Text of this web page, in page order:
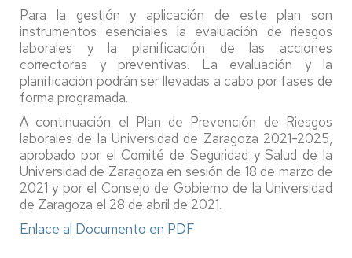
Para la gestión y aplicación de este plan son
instrumentos esenciales la evaluación de riesgos
laborales y la planificación de las acciones
correctoras y preventivas. La evaluación y la
planificación podrán ser llevadas a cabo por fases de
forma programada.
A continuación el Plan de Prevención de Riesgos
laborales de la Universidad de Zaragoza 2021-2025,
aprobado por el Comité de Seguridad y Salud de la
Universidad de Zaragoza en sesión de 18 de marzo de
2021 y por el Consejo de Gobierno de la Universidad
de Zaragoza el 28 de abril de 2021.
Enlace al Documento en PDF